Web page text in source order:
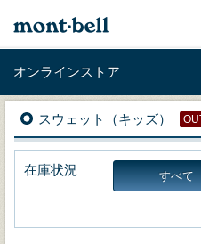
オンラインストア
スウェット（キッズ）
在庫状況 すべて